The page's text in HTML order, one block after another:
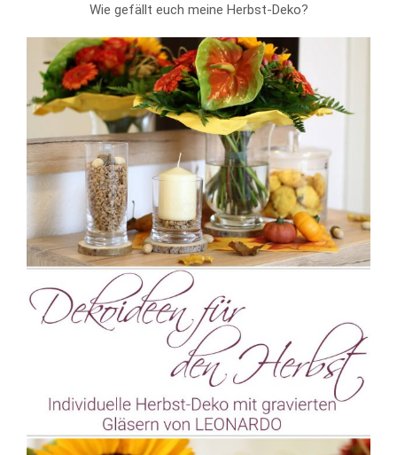
Wie gefällt euch meine Herbst-Deko?